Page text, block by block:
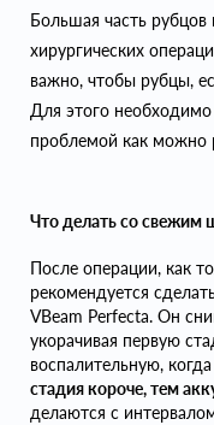
Большая часть рубцов
хирургических
важно, чтобы рубцы,
Для этого
проблемой как можно
Что делать со свежим
После операции, как
рекомендуется
VBeam Perfecta. Он
укорачивая первую
воспалительную,
стадиякороче, тем
делаются с